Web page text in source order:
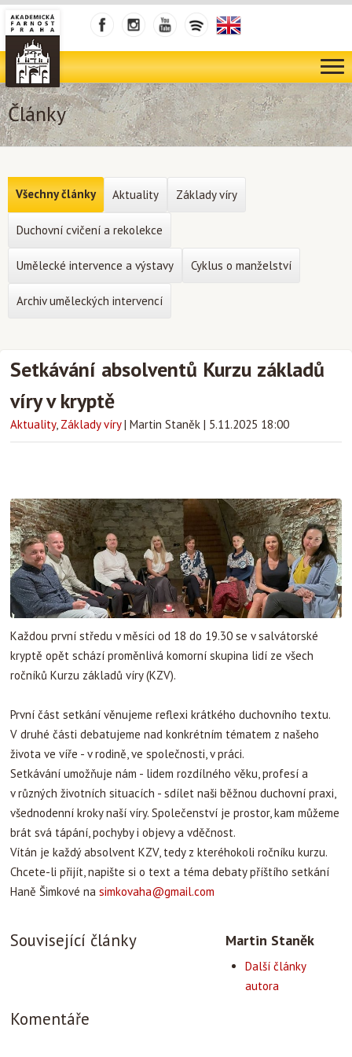
Články
Setkávání absolventů Kurzu základů
víry v kryptě
Aktuality, Základy víry | Martin Staněk | 5.11.2025 18:00
Každou první středu v měsíci od 18 do 19.30 se v salvátorské
kryptě opět schází proměnlivá komorní skupina lidí ze všech
ročníků Kurzu základů víry (KZV).
První část setkání věnujeme reflexi krátkého duchovního textu.
V druhé části debatujeme nad konkrétním tématem z našeho
života ve víře - v rodině, ve společnosti, v práci.
Setkávání umožňuje nám - lidem rozdílného věku, profesí a
v různých životních situacích - sdílet naši běžnou duchovní praxi,
všednodenní kroky naší víry. Společenství je prostor, kam můžeme
brát svá tápání, pochyby i objevy a vděčnost.
Vítán je každý absolvent KZV, tedy z kteréhokoli ročníku kurzu.
Chcete-li přijít, napište si o text a téma debaty příštího setkání
Haně Šimkové na simkovaha@gmail.com
Související články Martin Staněk
Další články
autora
Komentáře
Všechny články Aktuality Základy víry
Duchovní cvičení a rekolekce
Umělecké intervence a výstavy Cyklus o manželství
Archiv uměleckých intervencí